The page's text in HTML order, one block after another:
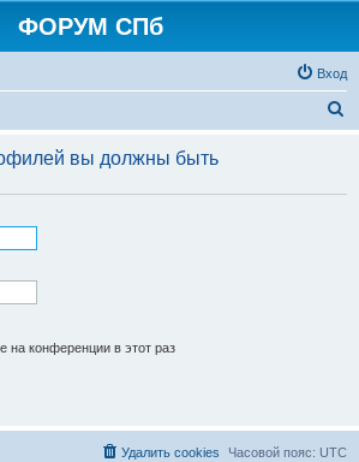
ФОРУМ СПб
Вход
с
вы должны быть
на конференции в этот раз
Часовой пояс: UTC
Удалить cookies